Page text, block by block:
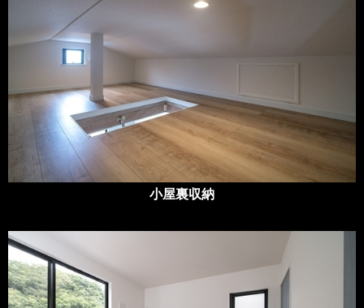
小屋裏収納